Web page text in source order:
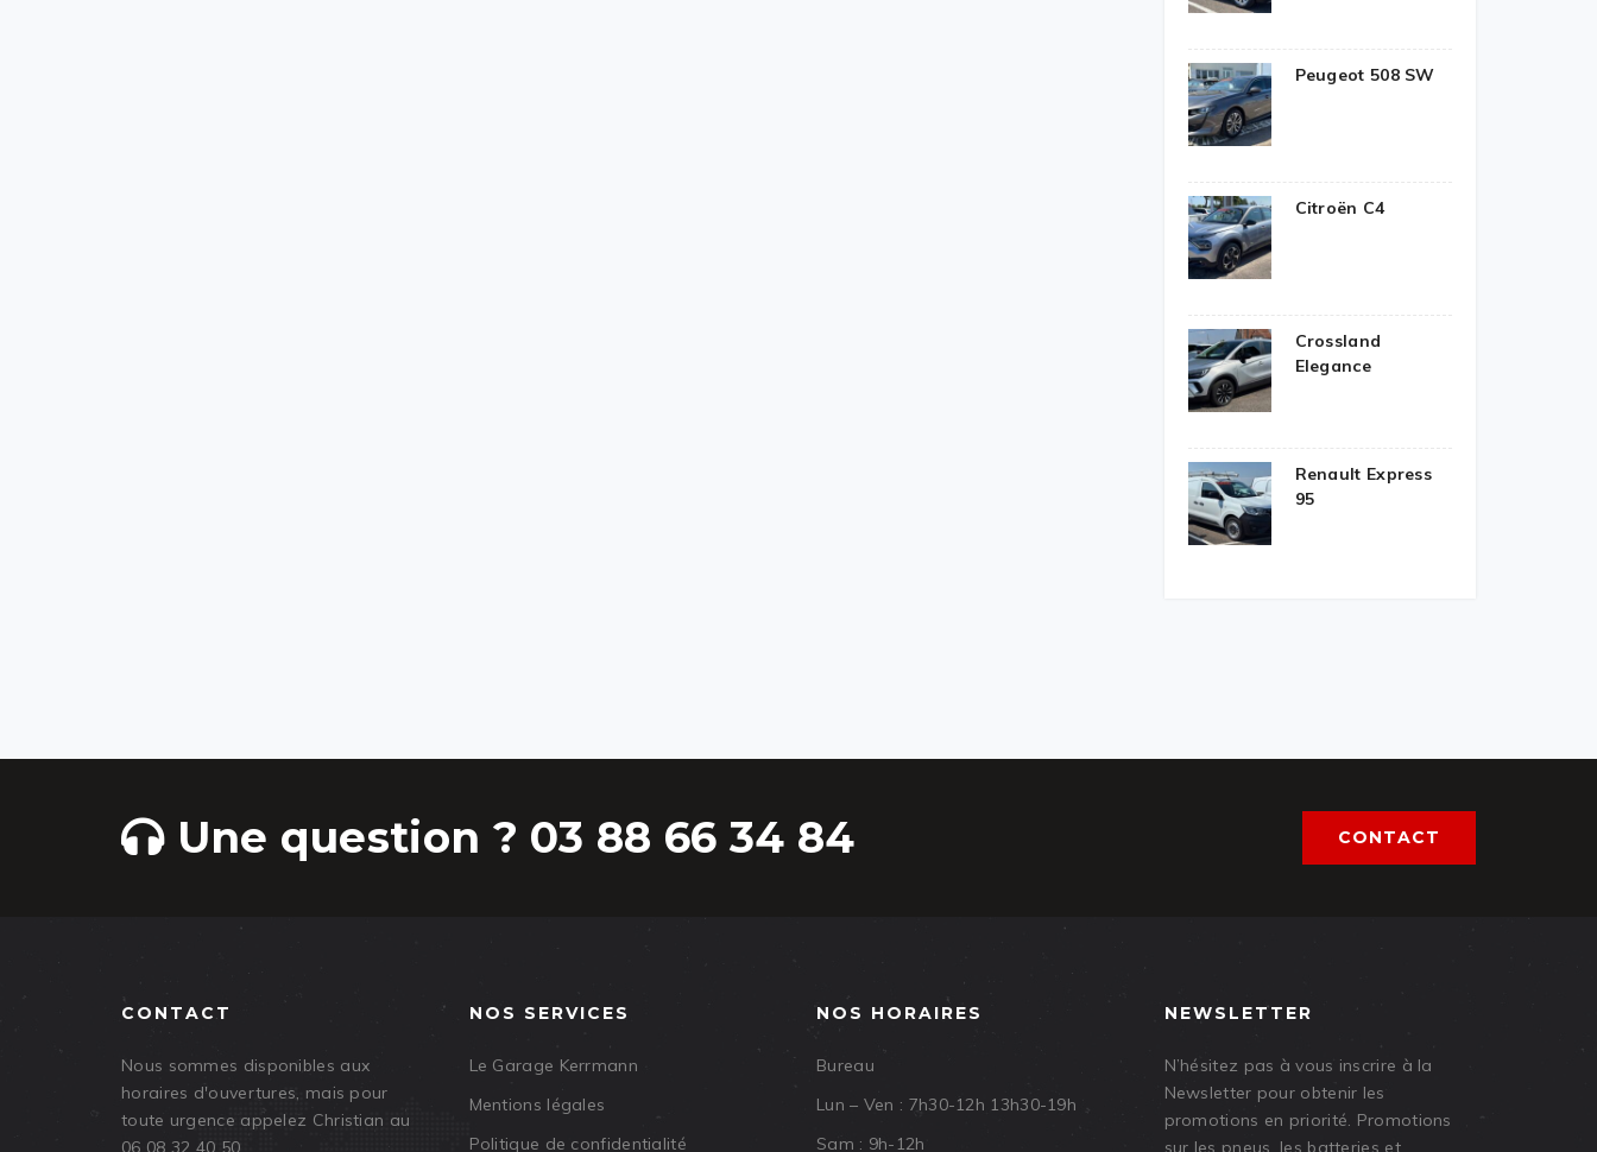
Peugeot 508 SW
Citroën C4
Crossland
Elegance
Renault Express
95
Une question ? 03 88 66 34 84 CONTACT
CONTACT
Nous sommes disponibles aux
horaires d'ouvertures, mais pour
toute urgence appelez Christian au
06 08 32 40 50
NOS SERVICES
Le Garage Kerrmann
Mentions légales
Politique de confidentialité
NOS HORAIRES
Bureau
Lun – Ven : 7h30-12h 13h30-19h
Sam : 9h-12h
NEWSLETTER
N’hésitez pas à vous inscrire à la
Newsletter pour obtenir les
promotions en priorité. Promotions
sur les pneus, les batteries et